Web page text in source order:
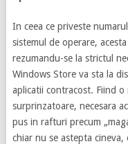
In ceea ce priveste
sistemul de operare,
rezumandu-se la strictul
Windows Store va sta la
aplicatii contracost. Fiind
surprinzatoare, necesara
pus in rafturi precum
chiar nu se astepta